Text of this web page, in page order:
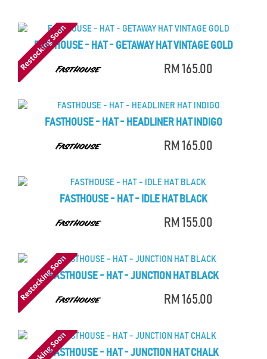
FASTHOUSE - HAT - GETAWAY HAT VINTAGE GOLD
RM 165.00
FASTHOUSE - HAT - HEADLINER HAT INDIGO
RM 165.00
FASTHOUSE - HAT - IDLE HAT BLACK
RM 155.00
FASTHOUSE - HAT - JUNCTION HAT BLACK
RM 165.00
FASTHOUSE - HAT - JUNCTION HAT CHALK